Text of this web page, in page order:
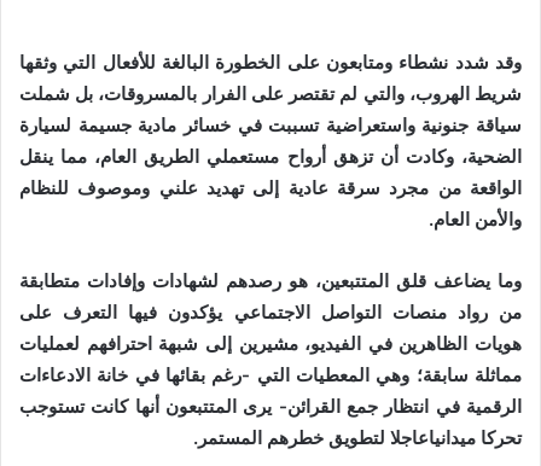
وقد شدد نشطاء ومتابعون على الخطورة البالغة للأفعال التي وثقها
شريط الهروب، والتي لم تقتصر على الفرار بالمسروقات، بل شملت
سياقة جنونية واستعراضية تسببت في خسائر مادية جسيمة لسيارة
الضحية، وكادت أن تزهق أرواح مستعملي الطريق العام، مما ينقل
الواقعة من مجرد سرقة عادية إلى تهديد علني وموصوف للنظام
والأمن العام.
وما يضاعف قلق المتتبعين، هو رصدهم لشهادات وإفادات متطابقة
من رواد منصات التواصل الاجتماعي يؤكدون فيها التعرف على
هويات الظاهرين في الفيديو، مشيرين إلى شبهة احترافهم لعمليات
مماثلة سابقة؛ وهي المعطيات التي -رغم بقائها في خانة الادعاءات
الرقمية في انتظار جمع القرائن- يرى المتتبعون أنها كانت تستوجب
تحركا ميدانياعاجلا لتطويق خطرهم المستمر.